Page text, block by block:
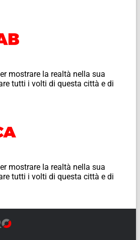
mostrare la realtà nella sua
tutti i volti di questa città e di
mostrare la realtà nella sua
tutti i volti di questa città e di